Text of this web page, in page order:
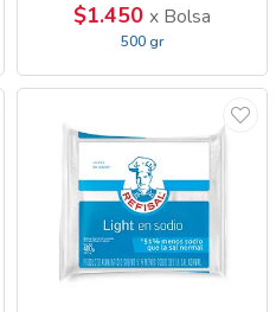
$1.450 x Bolsa
500 gr